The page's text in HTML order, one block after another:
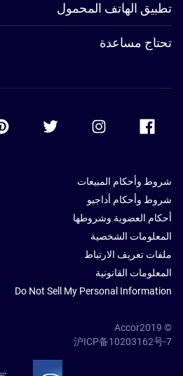
تطبيق الهاتف المحمول
تحتاج مساعدة
Accor Facebook
Accor Twitter
شروط وأحكام المبيعات
شروط وأحكام أداجيو
أحكام العضوية وشروطها
المعلومات الشخصية
ملفات تعريف الارتباط
المعلومات القانونية
Do Not Sell My Personal Information
© Accor2019
沪ICP备10203162号-7